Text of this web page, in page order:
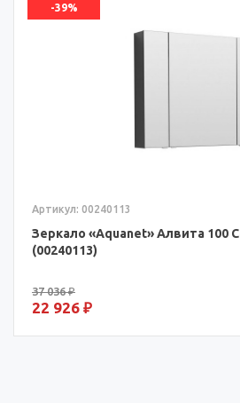
-39%
Артикул: 00240113
Зеркало «Aquanet» Алвита 100
(00240113)
37 036 ₽
22 926 ₽